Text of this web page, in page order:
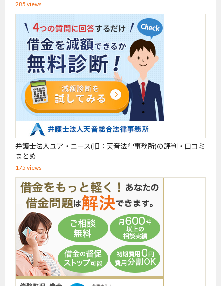
285 views
弁護士法人ユア・エース(旧：天音法律事務所)の評判・口コミ
まとめ
175 views